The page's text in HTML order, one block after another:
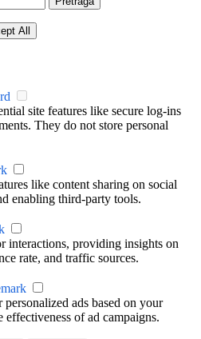
All
site features like secure log-ins
They do not store personal
like content sharing on social
enabling third-party tools.
interactions, providing insights on
rate, and traffic sources.
ads based on your
of ad campaigns.